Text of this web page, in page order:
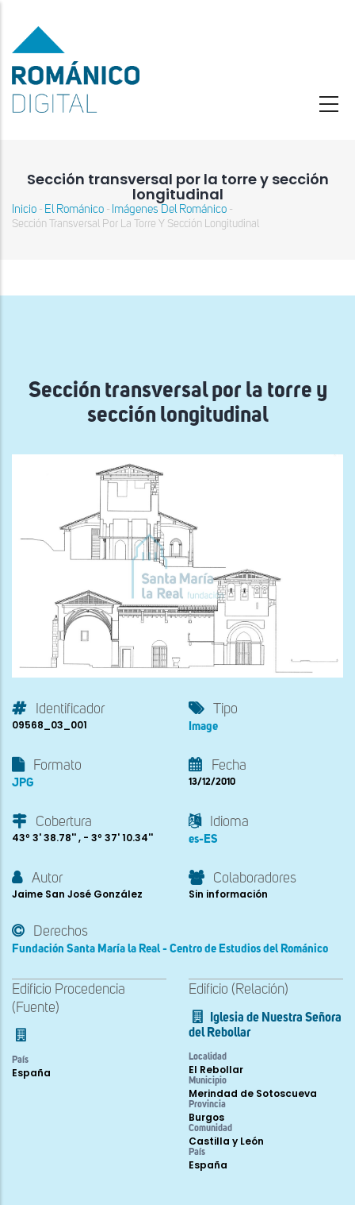
contenido
principal
Sección transversal por la torre y sección
longitudinal
Sobrescribir
ayuda
Inicio - El Románico - Imágenes Del Románico -
Sección Transversal Por La Torre Y Sección Longitudinal
Sección transversal por la torre y
sección longitudinal
Identificador
09568_03_001
Tipo
Image
Formato
JPG
Fecha
13/12/2010
Cobertura
43º 3' 38.78'' , - 3º 37' 10.34''
Idioma
es-ES
Autor
Jaime San José González
Colaboradores
Sin información
Derechos
Fundación Santa María la Real - Centro de Estudios del Románico
Edificio Procedencia
(Fuente)
País
España
Edificio (Relación)
Iglesia de Nuestra Señora
del Rebollar
Localidad
El Rebollar
Municipio
Merindad de Sotoscueva
Provincia
Burgos
Comunidad
Castilla y León
País
España